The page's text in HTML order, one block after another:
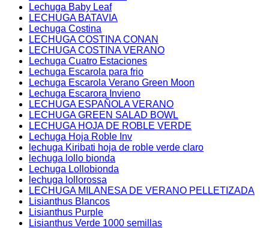
Lechuga Baby Leaf
LECHUGA BATAVIA
Lechuga Costina
LECHUGA COSTINA CONAN
LECHUGA COSTINA VERANO
Lechuga Cuatro Estaciones
Lechuga Escarola para frio
Lechuga Escarola Verano Green Moon
Lechuga Escarora Invieno
LECHUGA ESPAÑOLA VERANO
LECHUGA GREEN SALAD BOWL
LECHUGA HOJA DE ROBLE VERDE
Lechuga Hoja Roble Inv
lechuga Kiribati hoja de roble verde claro
lechuga lollo bionda
Lechuga Lollobionda
lechuga lollorossa
LECHUGA MILANESA DE VERANO PELLETIZADA
Lisianthus Blancos
Lisianthus Purple
Lisianthus Verde 1000 semillas